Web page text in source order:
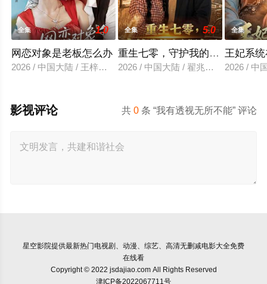
全集 1.0
网恋对象是老板怎么办
2026 / 中国大陆 / 王梓亦＆马倩倩
全集 5.0
重生七零，守护我的小心肝妻子
2026 / 中国大陆 / 翟兆星＆宋宇欣
全集
王妃系
2026 / 中
共0 条 “我有透视无所不能” 评论
影视评论
星空影院提供最新热门电视剧、动漫、综艺、高清无删减电影大全免费
在线看
Copyright © 2022 jsdajiao.com All Rights Reserved
津ICP备2022067711号